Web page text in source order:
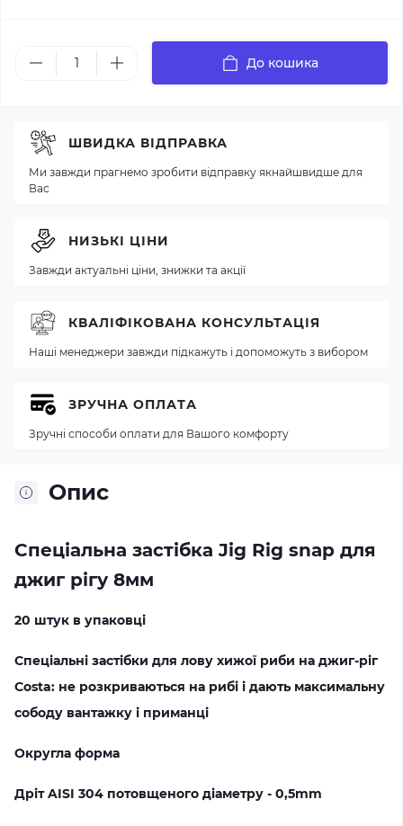
До кошика
Опис
Спеціальна застібка Jig Rig snap для
джиг рігу 8мм
20 штук в упаковці
Спеціальні застібки для лову хижої риби на джиг-ріг
Costa: не розкриваються на рибі і дають максимальну
сободу вантажку і приманці
Округла форма
Дріт AISI 304 потовщеного діаметру - 0,5mm
ШВИДКА ВІДПРАВКА
Ми завжди прагнемо зробити відправку якнайшвидше для
Вас
НИЗЬКІ ЦІНИ
Завжди актуальні ціни, знижки та акції
КВАЛІФІКОВАНА КОНСУЛЬТАЦІЯ
Наші менеджери завжди підкажуть і допоможуть з вибором
ЗРУЧНА ОПЛАТА
Зручні способи оплати для Вашого комфорту